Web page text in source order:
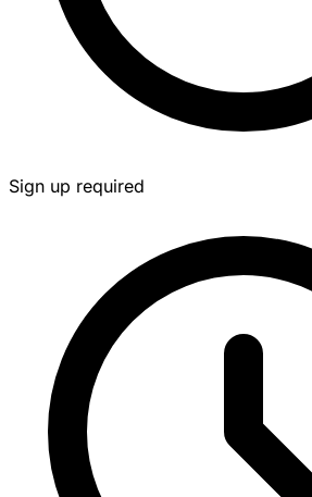
Sign up required